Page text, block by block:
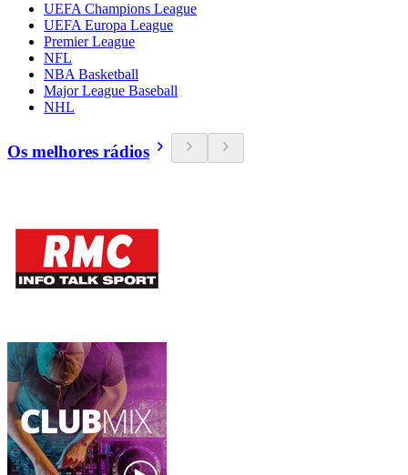
UEFA Champions League
UEFA Europa League
Premier League
NFL
NBA Basketball
Major League Baseball
NHL
Os melhores rádios